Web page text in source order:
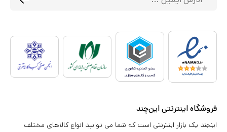
فروشگاه اینترنتی این‌چند
اینچند یک بازار اینترنتی است که شما می توانید انواع کالاهای مختلف